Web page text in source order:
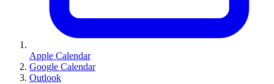
Apple Calendar
Google Calendar
Outlook